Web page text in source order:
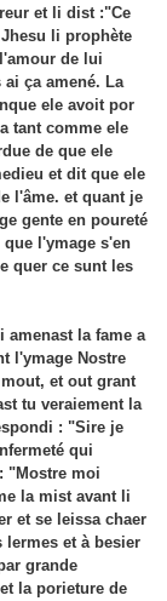
et li dist :"Ce
li prophète
de lui
ça amené. La
ele avoit por
tant comme ele
de que ele
et dit que ele
l'âme. et quant je
gente en poureté
l'ymage s'en
quer ce sunt les
la fame a
l'ymage Nostre
et out grant
tu veraiement la
: "Sire je
qui
"Mostre moi
la mist avant li
et se leissa chaer
lermes et à besier
grande
la porieture de